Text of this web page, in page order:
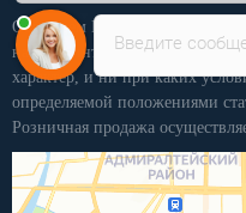
Обращаем Ваше внимание на
на этом интернет-сайте
характер, и ни при каких
определяемой положениями
Розничная продажа
Введите